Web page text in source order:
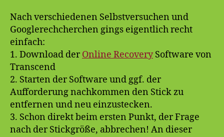
Nach verschiedenen Selbstversuchen und
Googlerechcherchen gings eigentlich recht
einfach:
1. Download derOnline RecoverySoftware von
Transcend
2. Starten der Software und ggf. der
Aufforderung nachkommen den Stick zu
entfernen und neu einzustecken.
3. Schon direkt beim ersten Punkt, der Frage
nach der Stickgröße, abbrechen! An dieser